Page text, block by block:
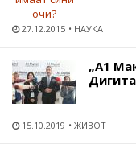
27.12.2015 НАУКА
„А1
15.10.2019 ЖИВОТ